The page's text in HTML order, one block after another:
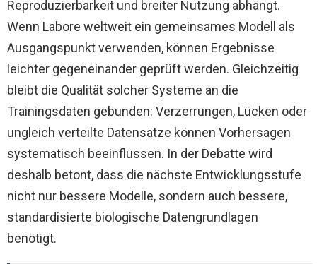
Reproduzierbarkeit und breiter Nutzung abhängt.
Wenn Labore weltweit ein gemeinsames Modell als
Ausgangspunkt verwenden, können Ergebnisse
leichter gegeneinander geprüft werden. Gleichzeitig
bleibt die Qualität solcher Systeme an die
Trainingsdaten gebunden: Verzerrungen, Lücken oder
ungleich verteilte Datensätze können Vorhersagen
systematisch beeinflussen. In der Debatte wird
deshalb betont, dass die nächste Entwicklungsstufe
nicht nur bessere Modelle, sondern auch bessere,
standardisierte biologische Datengrundlagen
benötigt.